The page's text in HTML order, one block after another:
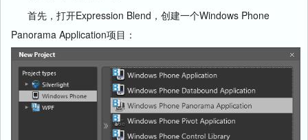
首先，打开Expression Blend，创建一个Windows Phone
Panorama Application项目：